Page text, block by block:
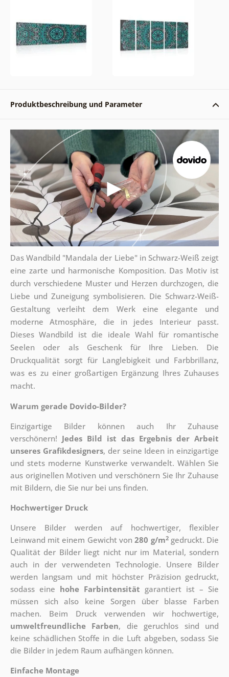
Produktbeschreibung und Parameter
Das Wandbild "Mandala der Liebe" in Schwarz-Weiß zeigt
eine zarte und harmonische Komposition. Das Motiv ist
durch verschiedene Muster und Herzen durchzogen, die
Liebe und Zuneigung symbolisieren. Die Schwarz-Weiß-
Gestaltung verleiht dem Werk eine elegante und
moderne Atmosphäre, die in jedes Interieur passt.
Dieses Wandbild ist die ideale Wahl für romantische
Seelen oder als Geschenk für Ihre Lieben. Die
Druckqualität sorgt für Langlebigkeit und Farbbrillanz,
was es zu einer großartigen Ergänzung Ihres Zuhauses
macht.
Warum gerade Dovido-Bilder?
Einzigartige Bilder können auch Ihr Zuhause
verschönern! Jedes Bild ist das Ergebnis der Arbeit
unseres Grafikdesigners, der seine Ideen in einzigartige
und stets moderne Kunstwerke verwandelt. Wählen Sie
aus originellen Motiven und verschönern Sie Ihr Zuhause
mit Bildern, die Sie nur bei uns finden.
Hochwertiger Druck
Unsere Bilder werden auf hochwertiger, flexibler
Leinwand mit einem Gewicht von280 g/m2gedruckt. Die
Qualität der Bilder liegt nicht nur im Material, sondern
auch in der verwendeten Technologie. Unsere Bilder
werden langsam und mit höchster Präzision gedruckt,
sodass eine hohe Farbintensität garantiert ist – Sie
müssen sich also keine Sorgen über blasse Farben
machen. Beim Druck verwenden wir hochwertige,
umweltfreundliche Farben, die geruchlos sind und
keine schädlichen Stoffe in die Luft abgeben, sodass Sie
die Bilder in jedem Raum aufhängen können.
Einfache Montage